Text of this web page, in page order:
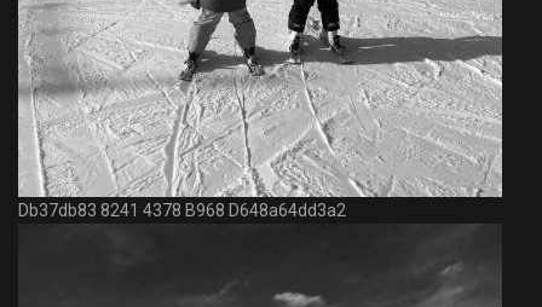
Db37db83 8241 4378 B968 D648a64dd3a2